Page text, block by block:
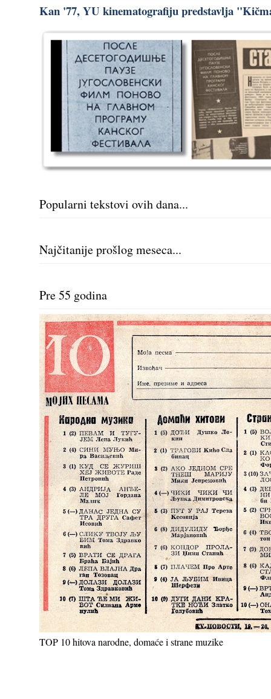
Kan '77, YU kinematografiju predstavlja
Popularni tekstovi ovih dana...
Najčitanije prošlog meseca...
Pre 55 godina
TOP 10 hitova narodne, domaće i strane muzike